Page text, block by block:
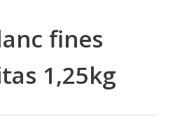
fines
1,25kg